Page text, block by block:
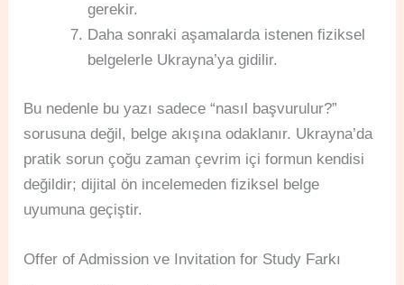
gerekir.
Daha sonraki aşamalarda istenen fiziksel
belgelerle Ukrayna’ya gidilir.
Bu nedenle bu yazı sadece “nasıl başvurulur?”
sorusuna değil, belge akışına odaklanır. Ukrayna’da
pratik sorun çoğu zaman çevrim içi formun kendisi
değildir; dijital ön incelemeden fiziksel belge
uyumuna geçiştir.
Offer of Admission ve Invitation for Study Farkı